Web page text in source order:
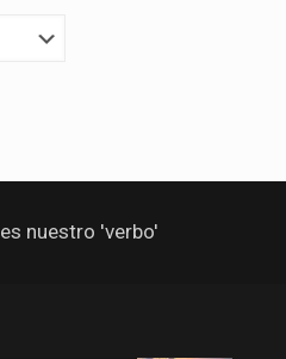
es nuestro 'verbo'